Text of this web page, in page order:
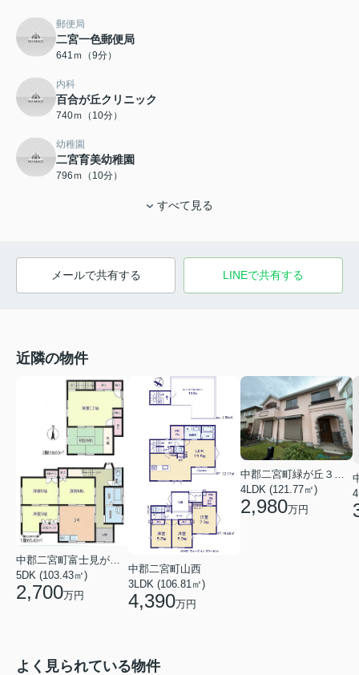
郵便局
二宮一色郵便局
641ｍ（9分）
内科
百合が丘クリニック
740ｍ（10分）
幼稚園
二宮育美幼稚園
796ｍ（10分）
すべて見る
メールで共有する LINEで共有する
近隣の物件
5DK (103.43㎡)
2,700万円
中郡二宮町山西
3LDK (106.81㎡)
4,390万円
4LDK (121.77㎡)
2,980万円
よく見られている物件